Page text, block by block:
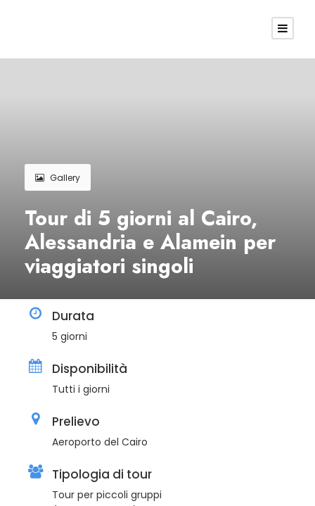
Gallery
Tour di 5 giorni al Cairo,
Alessandria e Alamein per
viaggiatori singoli
Durata
5 giorni
Disponibilità
Tutti i giorni
Prelievo
Aeroporto del Cairo
Tipologia di tour
Tour per piccoli gruppi